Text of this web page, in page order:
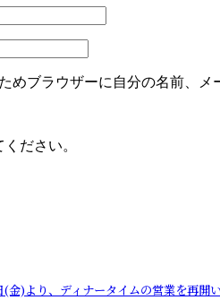
めブラウザーに自分の名前、メ
ださい。
り、ディナータイムの営業を再開い